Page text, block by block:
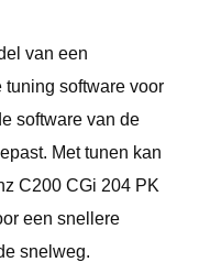
van een
software voor
software van de
Met tunen kan
C200 CGi 204 PK
een snellere
snelweg.